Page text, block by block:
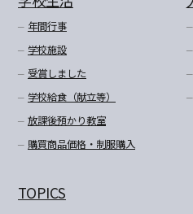
年間行事
学校施設
受賞しました
学校給食（献立等）
放課後預かり教室
購買商品価格・制服購入
TOPICS